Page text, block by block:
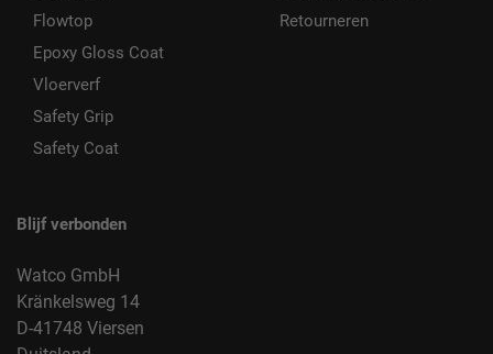
Flowtop
Epoxy Gloss Coat
Vloerverf
Safety Grip
Safety Coat
Retourneren
Blijf verbonden
Watco GmbH
Kränkelsweg 14
D-41748 Viersen